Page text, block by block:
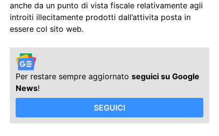
anche da un punto di vista fiscale relativamente agli
introiti illecitamente prodotti dall’attivita posta in
essere col sito web.
Per restare sempre aggiornato seguici su Google
News!
SEGUICI